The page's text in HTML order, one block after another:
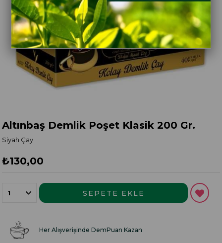
Altınbaş Demlik Poşet Klasik 200 Gr.
Siyah Çay
₺130,00
Her Alışverişinde DemPuan Kazan